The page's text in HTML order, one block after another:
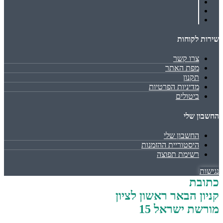
שירות לקוחות
צרו קשר
מפת האתר
תקנון
מדיניות הפרטיות
ביטולים
החשבון שלי
החשבון שלי
היסטוריית ההזמנות
רשימת תפוצה
נגישות
כתובת
קניון הבאר ראשון לציון
מורשת ישראל 15